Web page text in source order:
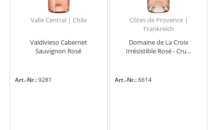
Valle Central | Chile
Valdivieso Cabernet
Sauvignon Rosé
Art.-Nr.:9281
Côtes de Provence |
Frankreich
Domaine de La Croix
Irrésistible Rosé - Cru...
Art.-Nr.:6614